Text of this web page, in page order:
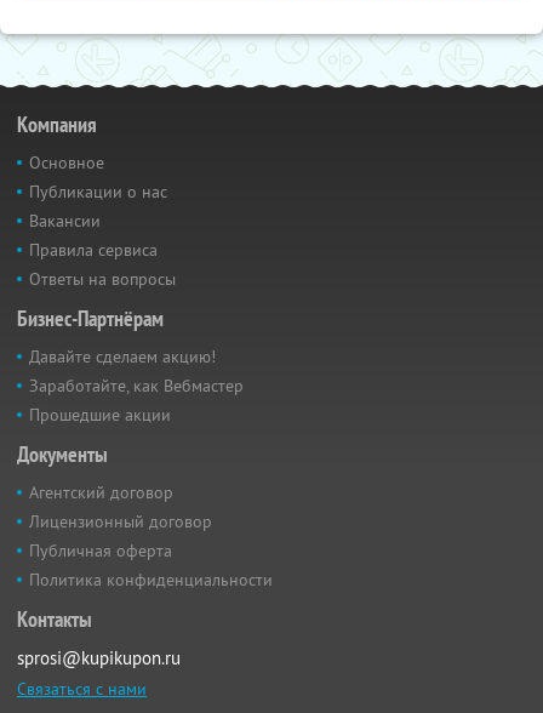
Компания
Основное
Публикации о нас
Вакансии
Правила сервиса
Ответы на вопросы
Бизнес-Партнёрам
Давайте сделаем акцию!
Заработайте, как Вебмастер
Прошедшие акции
Документы
Агентский договор
Лицензионный договор
Публичная оферта
Политика конфиденциальности
Контакты
sprosi@kupikupon.ru
Связаться с нами